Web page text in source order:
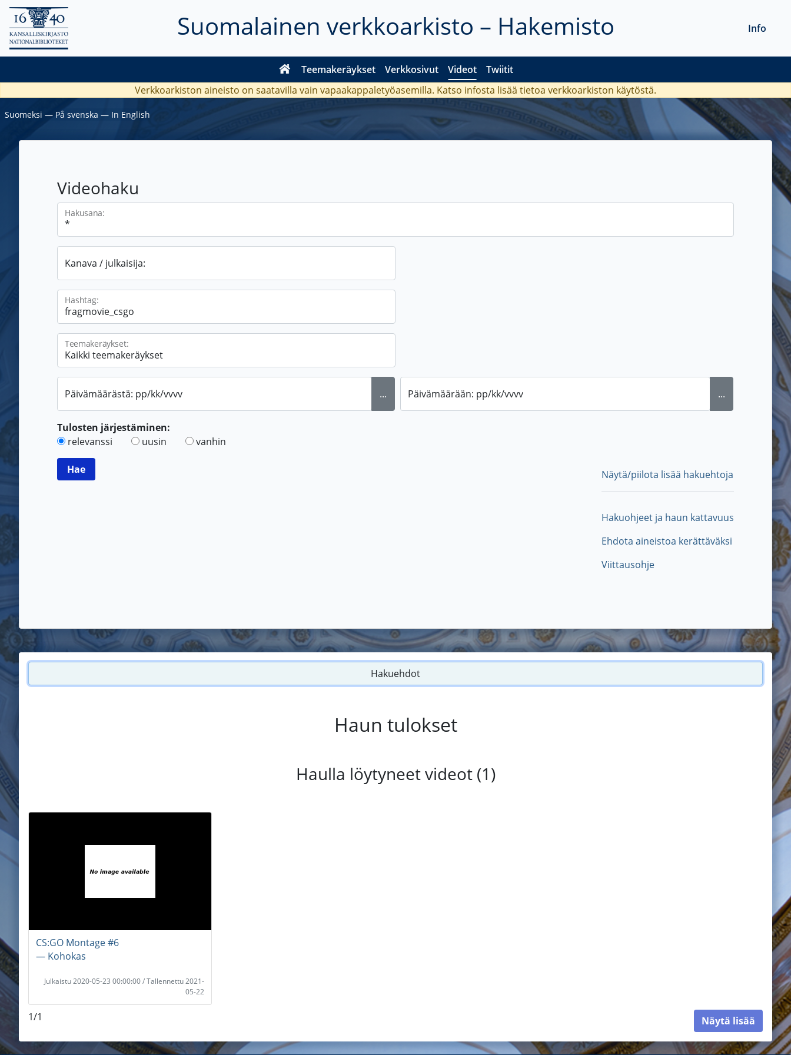
Suomalainen verkkoarkisto – Hakemisto
Teemakeräykset Verkkosivut Videot Twiitit
Info
Verkkoarkiston aineisto on saatavilla vain vapaakappaletyöasemilla. Katso infosta lisää tietoa verkkoarkiston käytöstä.
Suomeksi ― På svenska ― In English
Videohaku
Hakusana:
Kanava / julkaisija:
Hashtag:
Teemakeräykset:
Päivämäärästä: pp/kk/vvvv ... Päivämäärään: pp/kk/vvvv ...
Tulosten järjestäminen:
relevanssi
uusin vanhin
Näytä/piilota lisää hakuehtoja
Hakuohjeet ja haun kattavuus
Ehdota aineistoa kerättäväksi
Viittausohje
Hakuehdot
Haun tulokset
Haulla löytyneet videot (1)
CS:GO Montage #6
― Kohokas
Julkaistu 2020-05-23 00:00:00 / Tallennettu 2021-
05-22
1/1 Näytä lisää